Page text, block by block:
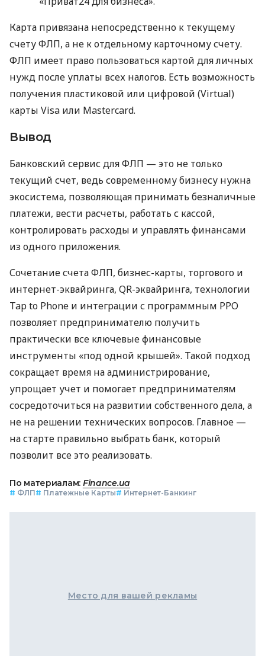
Карта привязана непосредственно к текущему
счету ФЛП, а не к отдельному карточному счету.
ФЛП имеет право пользоваться картой для личных
нужд после уплаты всех налогов. Есть возможность
получения пластиковой или цифровой (Virtual)
карты Visa или Mastercard.
Вывод
Банковский сервис для ФЛП — это не только
текущий счет, ведь современному бизнесу нужна
экосистема, позволяющая принимать безналичные
платежи, вести расчеты, работать с кассой,
контролировать расходы и управлять финансами
из одного приложения.
Сочетание счета ФЛП, бизнес-карты, торгового и
интернет-эквайринга, QR-эквайринга, технологии
Tap to Phone и интеграции с программным РРО
позволяет предпринимателю получить
практически все ключевые финансовые
инструменты «под одной крышей». Такой подход
сокращает время на администрирование,
упрощает учет и помогает предпринимателям
сосредоточиться на развитии собственного дела, а
не на решении технических вопросов. Главное —
на старте правильно выбрать банк, который
позволит все это реализовать.
По материалам: Finance.ua
# ФЛП# Платежные Карты# Интернет-Банкинг
Место для вашей рекламы